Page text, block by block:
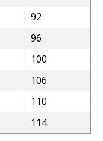
92
96
100
106
110
114